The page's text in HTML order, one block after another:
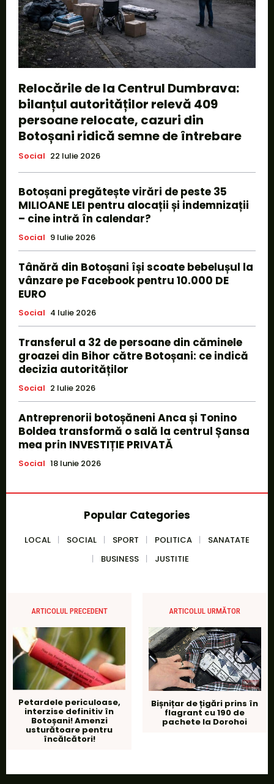
Relocările de la Centrul Dumbrava:
bilanțul autorităților relevă 409
persoane relocate, cazuri din
Botoșani ridică semne de întrebare
Social 22 Iulie 2026
Botoșani pregătește virări de peste 35
MILIOANE LEI pentru alocații și indemnizații
– cine intră în calendar?
Social 9 Iulie 2026
Tânără din Botoșani își scoate bebelușul la
vânzare pe Facebook pentru 10.000 DE
EURO
Social 4 Iulie 2026
Transferul a 32 de persoane din căminele
groazei din Bihor către Botoșani: ce indică
decizia autorităților
Social 2 Iulie 2026
Antreprenorii botoșăneni Anca și Tonino
Boldea transformă o sală la centrul Șansa
mea prin INVESTIȚIE PRIVATĂ
Social 18 Iunie 2026
Popular Categories
LOCAL SOCIAL SPORT POLITICA
SANATATE
BUSINESS
JUSTITIE
ARTICOLUL PRECEDENT
Petardele periculoase,
interzise definitiv în
Botoșani! Amenzi
usturătoare pentru
încălcători!
ARTICOLUL URMĂTOR
Bișnițar de țigări prins în
flagrant cu 190 de
pachete la Dorohoi